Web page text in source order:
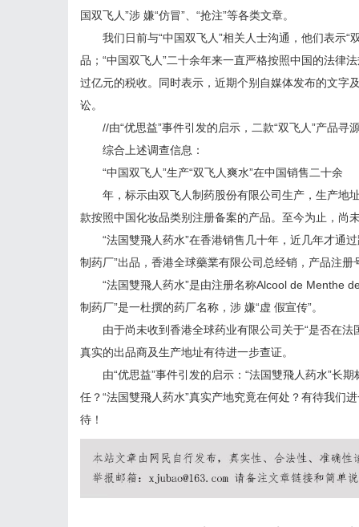
国双飞人”涉 嫌“仿冒”、“抢注”等各类文章。
我们日前与“中国双飞人”相关人士沟通，他们表示“
品；“中国双飞人”二十余年来一直严格按照中国的法律
过亿元的税收。同时表示，近期个别自媒体发布的文字
讼。
//由“优思益”事件引发的启示，二款“双飞人”产品寻
综合上述调查信息：
“中国双飞人”生产“双飞人爽水”在中国销售二十余
年，标示由双飞人制药股份有限公司生产，生产地址
款按照中国化妆品类别注册备案的产品。至今为止，尚
“法国雙飛人药水”在香港销售几十年，近几年才通过
制药厂”出品，香港全球藥業有限公司总经销，产品注
“法国雙飛人药水”是由注册名称Alcool de Menthe
制药厂”是一杜撰的药厂名称，涉 嫌“虚 假宣传”。
由于尚未收到香港全球药业有限公司关于“是否在法
真实的出品商及生产地址有待进一步查证。
由“优思益”事件引发的启示：“法国雙飛人药水”长期
任？“法国雙飛人药水”真实产地究竟在何处？有待我们
待！